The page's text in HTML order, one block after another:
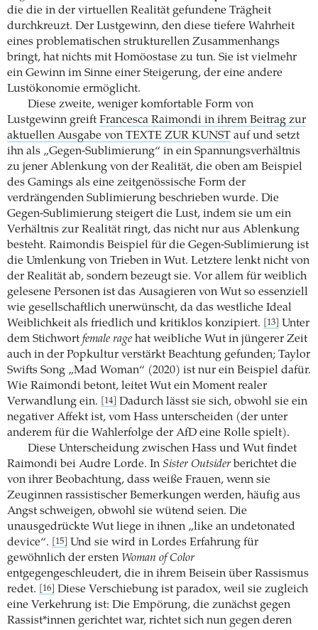
die die in der virtuellen Realität gefundene Trägheit
durchkreuzt. Der Lustgewinn, den diese tiefere Wahrheit
eines problematischen strukturellen Zusammenhangs
bringt, hat nichts mit Homöostase zu tun. Sie ist vielmehr
ein Gewinn im Sinne einer Steigerung, der eine andere
Lustökonomie ermöglicht.
Diese zweite, weniger komfortable Form von
Lustgewinn greift Francesca Raimondi in ihrem Beitrag zur
aktuellen Ausgabe von TEXTE ZUR KUNST auf und setzt
ihn als „Gegen-Sublimierung“ in ein Spannungsverhältnis
zu jener Ablenkung von der Realität, die oben am Beispiel
des Gamings als eine zeitgenössische Form der
verdrängenden Sublimierung beschrieben wurde. Die
Gegen-Sublimierung steigert die Lust, indem sie um ein
Verhältnis zur Realität ringt, das nicht nur aus Ablenkung
besteht. Raimondis Beispiel für die Gegen-Sublimierung ist
die Umlenkung von Trieben in Wut. Letztere lenkt nicht von
der Realität ab, sondern bezeugt sie. Vor allem für weiblich
gelesene Personen ist das Ausagieren von Wut so essenziell
wie gesellschaftlich unerwünscht, da das westliche Ideal
Weiblichkeit als friedlich und kritiklos konzipiert.
[13]
Unter
dem Stichwort female rage hat weibliche Wut in jüngerer Zeit
auch in der Popkultur verstärkt Beachtung gefunden; Taylor
Swifts Song „Mad Woman“ (2020) ist nur ein Beispiel dafür.
Wie Raimondi betont, leitet Wut ein Moment realer
Verwandlung ein.
[14]
Dadurch lässt sie sich, obwohl sie ein
negativer Affekt ist, vom Hass unterscheiden (der unter
anderem für die Wahlerfolge der AfD eine Rolle spielt).
Diese Unterscheidung zwischen Hass und Wut findet
Raimondi bei Audre Lorde. In Sister Outsider berichtet die
von ihrer Beobachtung, dass weiße Frauen, wenn sie
Zeuginnen rassistischer Bemerkungen werden, häufig aus
Angst schweigen, obwohl sie wütend seien. Die
unausgedrückte Wut liege in ihnen „like an undetonated
device“.
[15]
Und sie wird in Lordes Erfahrung für
gewöhnlich der ersten Woman of Color
entgegengeschleudert, die in ihrem Beisein über Rassismus
redet.
[16]
Diese Verschiebung ist paradox, weil sie zugleich
eine Verkehrung ist: Die Empörung, die zunächst gegen
Rassist*innen gerichtet war, richtet sich nun gegen deren